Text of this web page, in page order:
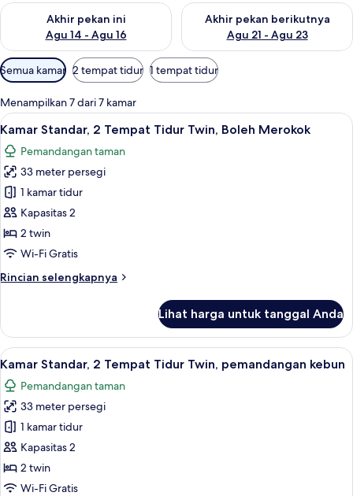
Akhir pekan ini
Agu 14 - Agu 16
Periksa ketersediaan untuk akhir pekan ini Agu 14 - Agu 16
Akhir pekan berikutnya
Agu 21 - Agu 23
Periksa ketersediaan untuk
Filter
tersedia
untuk
kamar
Semua kamar 2 tempat tidur 1 tempat tidur
Menampilkan 7 dari 7 kamar
Lihat
semua
foto
untuk
Kamar
Standar,
2
Tempat
Twin,
Minibar gratis, brankas, meja kerja,
10
Kamar Standar, 2 Tempat Tidur Twin, Boleh Merokok
Pemandangan taman
33 meter persegi
1 kamar tidur
Kapasitas 2
2 twin
Wi-Fi Gratis
Rincian selengkapnya
Rincian
Kamar
Standar,
2
Tidur
Twin,
Boleh
Merokok
Lihat harga untuk tanggal Anda
Lihat
semua
foto
untuk
Kamar
Standar,
2
Tempat
Minibar gratis, brankas, meja kerja,
9
Kamar Standar, 2 Tempat Tidur Twin, pemandangan kebun
Pemandangan taman
33 meter persegi
1 kamar tidur
Kapasitas 2
2 twin
Wi-Fi Gratis